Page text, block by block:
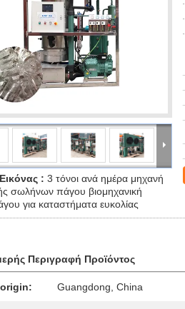
: 3 τόνοι ανά ημέρα μηχανή
σωλήνων πάγου βιομηχανική
για καταστήματα ευκολίας
Περιγραφή Προϊόντος
Guangdong, China